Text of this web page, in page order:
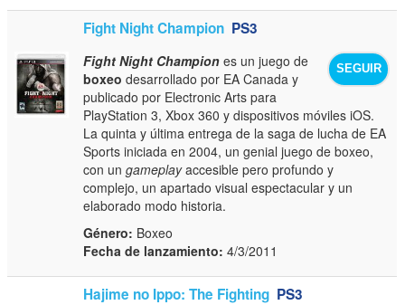
Fight Night Champion PS3
SEGUIR
Fight Night Champion es un juego de
boxeo desarrollado por EA Canada y
publicado por Electronic Arts para
PlayStation 3, Xbox 360 y dispositivos móviles iOS.
La quinta y última entrega de la saga de lucha de EA
Sports iniciada en 2004, un genial juego de boxeo,
con ungameplayaccesible pero profundo y
complejo, un apartado visual espectacular y un
elaborado modo historia.
Género: Boxeo
Fecha de lanzamiento: 4/3/2011
Hajime no Ippo: The Fighting PS3